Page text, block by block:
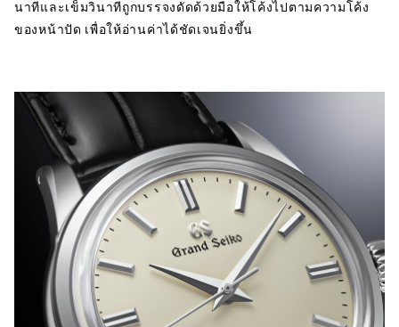
นาทีและเข็มวินาทีถูกบรรจงดัดด้วยมือให้โค้งไปตามความโค้ง
ของหน้าปัด เพื่อให้อ่านค่าได้ชัดเจนยิ่งขึ้น